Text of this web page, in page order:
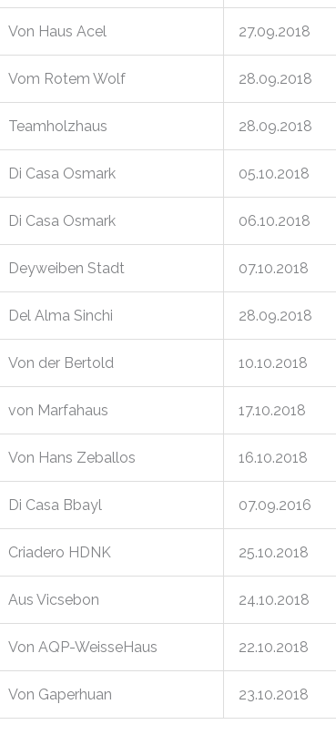
Von Haus Acel 27.09.2018
Vom Rotem Wolf 28.09.2018
Teamholzhaus 28.09.2018
Di Casa Osmark 05.10.2018
Di Casa Osmark 06.10.2018
Deyweiben Stadt 07.10.2018
Del Alma Sinchi 28.09.2018
Von der Bertold 10.10.2018
von Marfahaus 17.10.2018
Von Hans Zeballos 16.10.2018
Di Casa Bbayl 07.09.2016
Criadero HDNK 25.10.2018
Aus Vicsebon 24.10.2018
Von AQP-WeisseHaus 22.10.2018
Von Gaperhuan 23.10.2018